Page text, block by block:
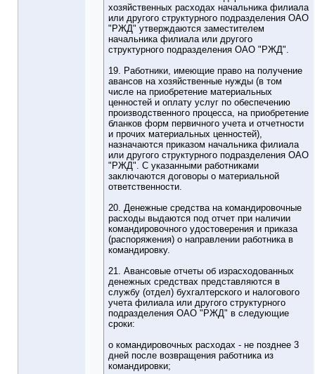
хозяйственных расходах начальника филиала
или другого структурного подразделения ОАО
"РЖД" утверждаются заместителем
начальника филиала или другого
структурного подразделения ОАО "РЖД".
19. Работники, имеющие право на получение
авансов на хозяйственные нужды (в том
числе на приобретение материальных
ценностей и оплату услуг по обеспечению
производственного процесса, на приобретение
бланков форм первичного учета и отчетности
и прочих материальных ценностей),
назначаются приказом начальника филиала
или другого структурного подразделения ОАО
"РЖД". С указанными работниками
заключаются договоры о материальной
ответственности.
20. Денежные средства на командировочные
расходы выдаются под отчет при наличии
командировочного удостоверения и приказа
(распоряжения) о направлении работника в
командировку.
21. Авансовые отчеты об израсходованных
денежных средствах представляются в
службу (отдел) бухгалтерского и налогового
учета филиала или другого структурного
подразделения ОАО "РЖД" в следующие
сроки:
о командировочных расходах - не позднее 3
дней после возвращения работника из
командировки;